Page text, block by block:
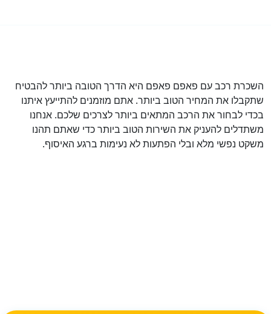
השכרת רכב עם פאפם פאפם היא הדרך הטובה ביותר להבטיח
שתקבלו את המחיר הטוב ביותר. אתם מוזמנים להתייעץ איתנו
בכדי לבחור את הרכב המתאים ביותר לצרכים שלכם. אנחנו
משתדלים להעניק את השירות הטוב ביותר כדי שאתם תהנו
משקט נפשי מלא ובלי הפתעות לא נעימות ברגע האיסוף.